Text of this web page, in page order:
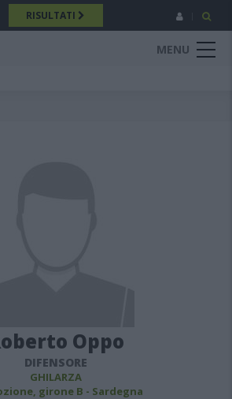
RISULTATI
MENU
Oppo
DIFENSORE
GHILARZA
girone B - Sardegna